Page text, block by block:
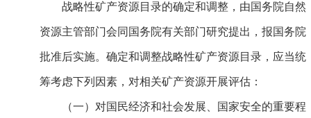
战略性矿产资源目录的确定和调整，由国务院自然
资源主管部门会同国务院有关部门研究提出，报国务院
批准后实施。确定和调整战略性矿产资源目录，应当统
筹考虑下列因素，对相关矿产资源开展评估：
（一）对国民经济和社会发展、国家安全的重要程